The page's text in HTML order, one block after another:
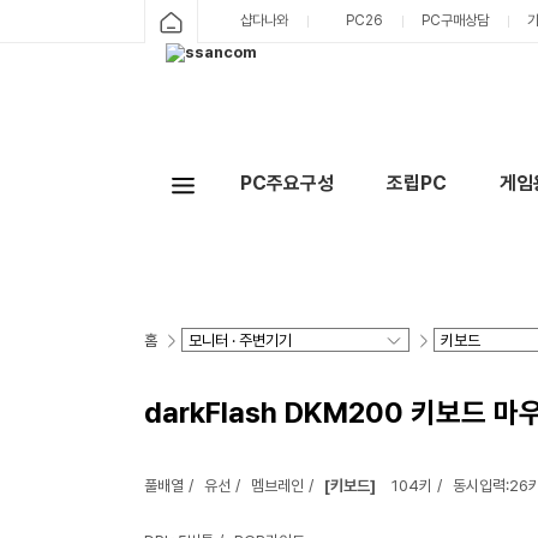
샵다나와 PC26 PC구매상담
PC주요구성 조립PC 게
홈
darkFlash DKM200 키보드 마
풀배열 유선 멤브레인 [키보드] 104키 동시입력:26